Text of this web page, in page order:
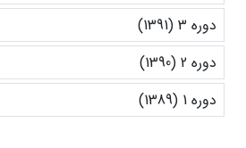
دوره 3 (1391)
دوره 2 (1390)
دوره 1 (1389)